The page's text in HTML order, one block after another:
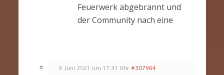
Feuerwerk abgebrannt und
der Community nach eine
9. Juni 2021 um 17:31 Uhr #307964